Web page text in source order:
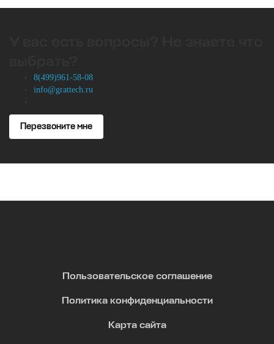
8(499)961-58-08
info@grattech.ru
Перезвоните мне
Пользовательское соглашение
Политика конфиденциальности
Карта сайта